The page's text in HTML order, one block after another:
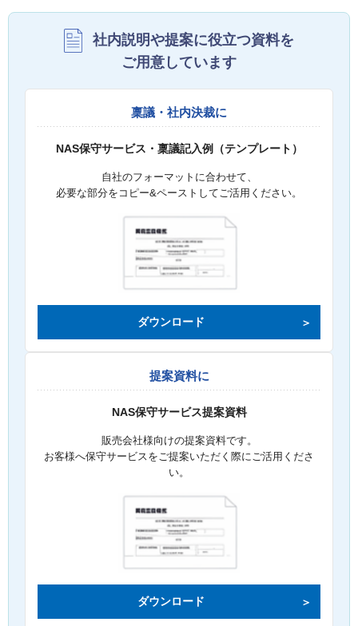
社内説明や提案に役立つ資料を
ご用意しています
稟議・社内決裁に
NAS保守サービス・稟議記入例（テンプレート）
自社のフォーマットに合わせて、
必要な部分をコピー&ペーストしてご活用ください。
ダウンロード
提案資料に
NAS保守サービス提案資料
販売会社様向けの提案資料です。
お客様へ保守サービスをご提案いただく際にご活用くださ
い。
ダウンロード